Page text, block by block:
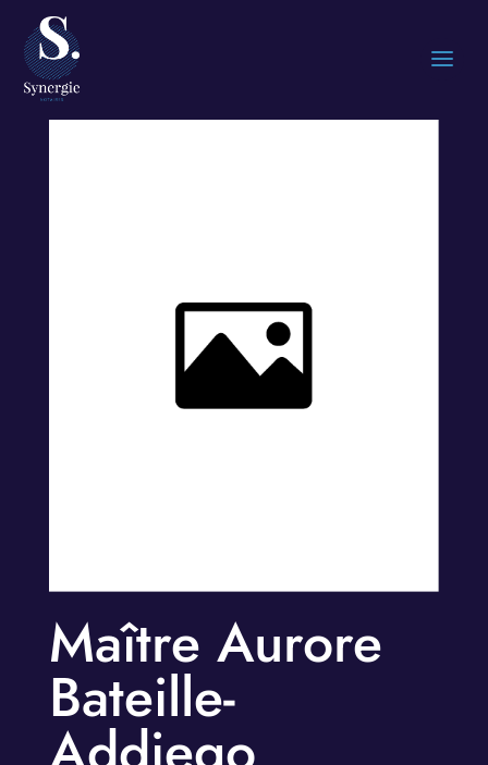
Maître Aurore
Bateille-